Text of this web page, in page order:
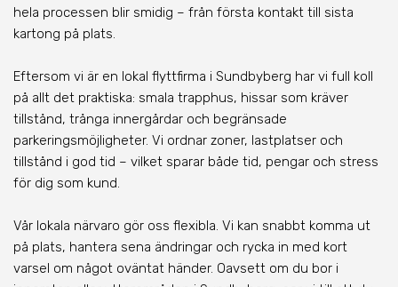
hela processen blir smidig – från första kontakt till sista
kartong på plats.
Eftersom vi är en lokal flyttfirma i Sundbyberg har vi full koll
på allt det praktiska: smala trapphus, hissar som kräver
tillstånd, trånga innergårdar och begränsade
parkeringsmöjligheter. Vi ordnar zoner, lastplatser och
tillstånd i god tid – vilket sparar både tid, pengar och stress
för dig som kund.
Vår lokala närvaro gör oss flexibla. Vi kan snabbt komma ut
på plats, hantera sena ändringar och rycka in med kort
varsel om något oväntat händer. Oavsett om du bor i